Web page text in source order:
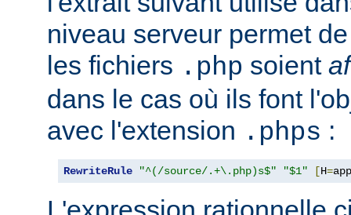
niveau serveur permet
les fichiers .php soient
dans le cas où ils font
avec l'extension .phps :
RewriteRule "^(/source/.+\.php)s$" "$1" [H=